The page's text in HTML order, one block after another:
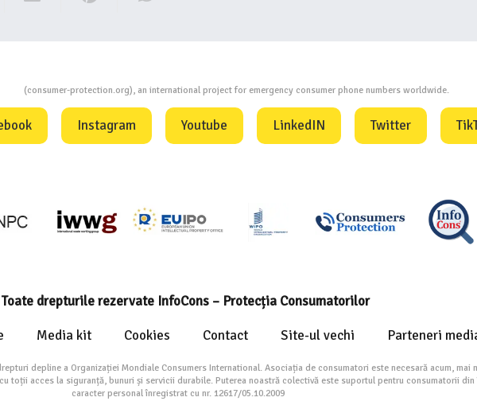
(consumer-protection.org), an international project for emergency consumer phone numbers worldwide.
Instagram Youtube LinkedIN Twitter
drepturile rezervate InfoCons – Protecția Consumatorilor
Media kit Cookies Contact Site-ul vechi Parteneri
depline a Organizației Mondiale Consumers International. Asociația de consumatori este necesară acum,
toții acces la siguranță, bunuri și servicii durabile. Puterea noastră colectivă este suportul pentru consumatorii
caracter personal înregistrat cu nr. 12617/05.10.2009